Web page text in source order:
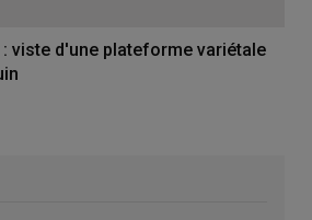
viste d'une plateforme variétale